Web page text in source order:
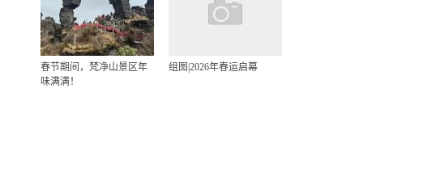
春节期间，梵净山景区年
味满满！
组图|2026年春运启幕